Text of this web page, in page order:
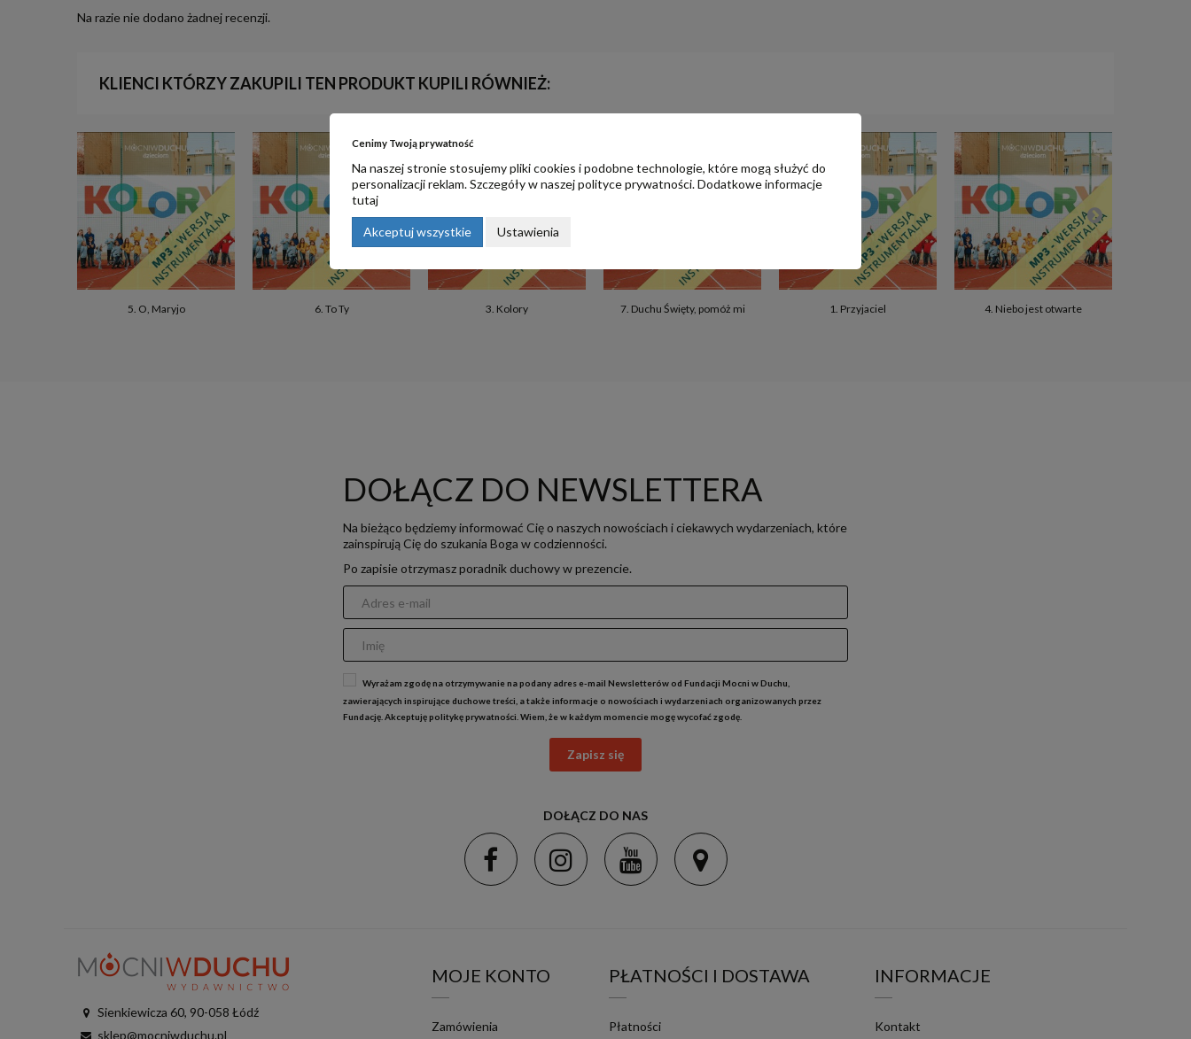
Na razie nie dodano żadnej recenzji.
KLIENCI KTÓRZY ZAKUPILI TEN PRODUKT KUPILI RÓWNIEŻ:
5. O, Maryjo 6. To Ty 3. Kolory 7. Duchu Święty, pomóż mi 1. Przyjaciel 4. Niebo jest otwarte
DOŁĄCZ DO NEWSLETTERA
Na bieżąco będziemy informować Cię o naszych nowościach i ciekawych wydarzeniach, które
zainspirują Cię do szukania Boga w codzienności.
Po zapisie otrzymasz poradnik duchowy w prezencie.
Wyrażam zgodę na otrzymywanie na podany adres e-mail Newsletterów od Fundacji Mocni w Duchu,
zawierających inspirujące duchowe treści, a także informacje o nowościach i wydarzeniach organizowanych przez
Fundację. Akceptujępolitykę prywatności. Wiem, że w każdym momencie mogę wycofać zgodę.
Zapisz się
DOŁĄCZ DO NAS
Sienkiewicza 60, 90-058 Łódź
sklep@mocniwduchu.pl
MOJE KONTO
Zamówienia
PŁATNOŚCI I DOSTAWA
Płatności
INFORMACJE
Kontakt
Cenimy Twoją prywatność
Na naszej stronie stosujemy pliki cookies i podobne technologie, które mogą służyć do
personalizacji reklam. Szczegóły w naszejpolityce prywatności. Dodatkowe informacje
tutaj
Akceptuj wszystkie Ustawienia